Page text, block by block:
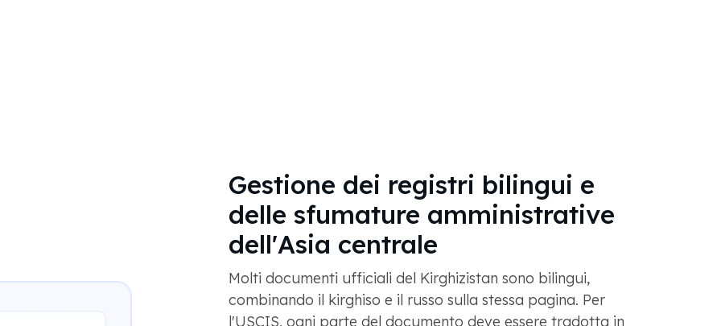
Gestione dei registri bilingui e
delle sfumature amministrative
dell'Asia centrale
Molti documenti ufficiali del Kirghizistan sono bilingui,
combinando il kirghiso e il russo sulla stessa pagina. Per
l'USCIS, ogni parte del documento deve essere tradotta in